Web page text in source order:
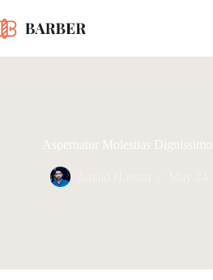
to
content
Aspernatur Molestias